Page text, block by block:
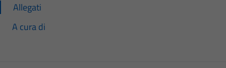
Allegati
A cura di